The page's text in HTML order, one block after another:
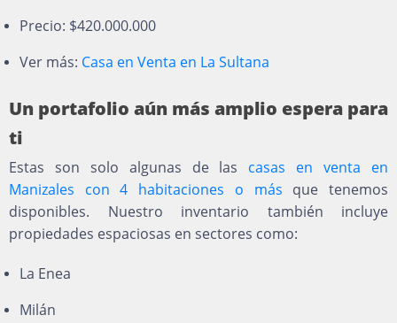
Precio: $420.000.000
Ver más: Casa en Venta en La Sultana
Un portafolio aún más amplio espera para
ti
Estas son solo algunas de las casas en venta en
Manizales con 4 habitaciones o más que tenemos
disponibles. Nuestro inventario también incluye
propiedades espaciosas en sectores como:
La Enea
Milán